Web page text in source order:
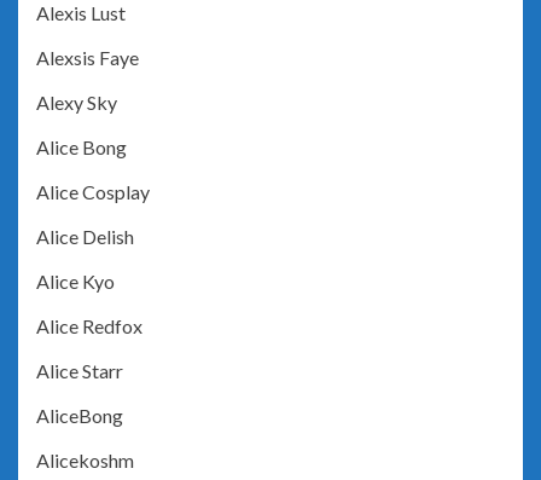
Alexis Lust
Alexsis Faye
Alexy Sky
Alice Bong
Alice Cosplay
Alice Delish
Alice Kyo
Alice Redfox
Alice Starr
AliceBong
Alicekoshm